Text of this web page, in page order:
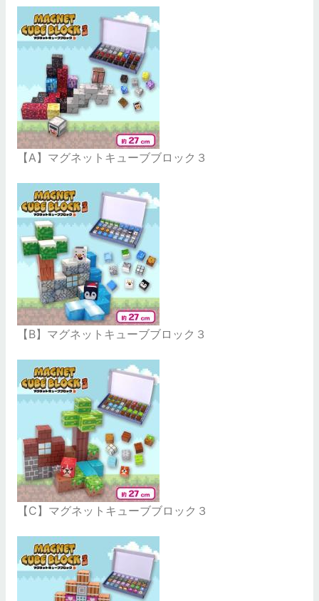
【A】マグネットキューブブロック３
【B】マグネットキューブブロック３
【C】マグネットキューブブロック３